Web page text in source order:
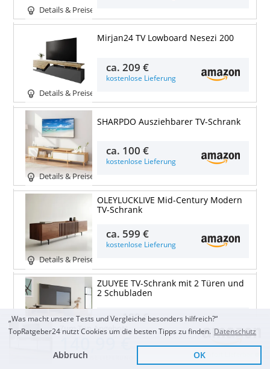
Zum Top Angebot
KOSTENLOSE LIEFERUNG Sofort Lieferbar
Details & Preise
Details & Preise
Mirjan24 TV Lowboard Nesezi 200
ca.209 €
kostenlose Lieferung
Details & Preise
SHARPDO Ausziehbarer TV-Schrank
ca. 100 €
kostenlose Lieferung
Details & Preise
OLEYLUCKLIVE Mid-Century Modern
TV-Schrank
ca. 599 €
kostenlose Lieferung
ZUUYEE TV-Schrank mit 2 Türen und
2 Schubladen
ca.180 €
kostenlose Lieferung
„Was macht unsere Tests und Vergleiche besonders hilfreich?“
TopRatgeber24 nutzt Cookies um die besten Tipps zu finden. Datenschutz
Abbruch OK